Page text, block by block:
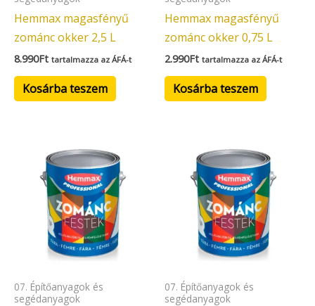
Hemmax magasfényű
zománc okker 2,5 L
8.990Ft tartalmazza az ÁFÁ-t
Kosárba teszem
Hemmax magasfényű
zománc okker 0,75 L
2.990Ft tartalmazza az ÁFÁ-t
Kosárba teszem
07. Építőanyagok és
segédanyagok
07. Építőanyagok és
segédanyagok